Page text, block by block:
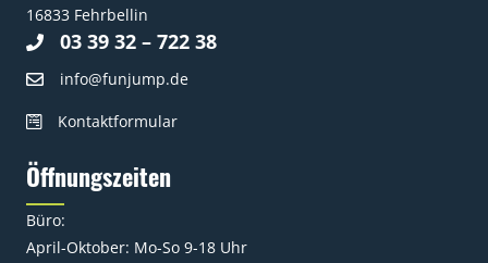
16833 Fehrbellin
03 39 32 – 722 38
info@funjump.de
Kontaktformular
Öffnungszeiten
Büro:
April-Oktober: Mo-So 9-18 Uhr